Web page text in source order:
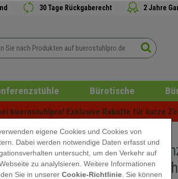
30 Tage Rückgaberecht 2 Jahre
Bürotische
buerostuhlpro! Exklusive Rabatte für kurze
eigene Cookies und Cookies von
Dabei werden notwendige Daten erfasst und
untersucht, um den Verkehr auf
zu analylsieren. Weitere Informationen
Sie in unserer Cookie-Richtlinie. Sie können